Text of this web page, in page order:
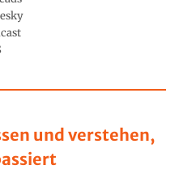
und verstehen,